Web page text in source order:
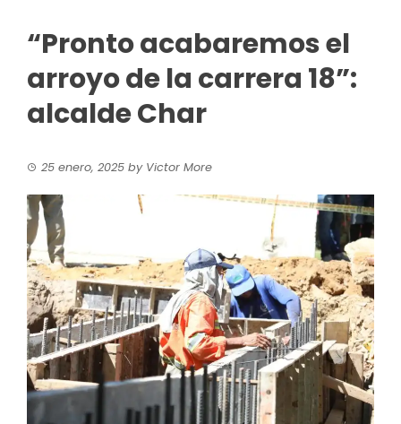
“Pronto acabaremos el
arroyo de la carrera 18”:
alcalde Char
25 enero, 2025 by Victor More